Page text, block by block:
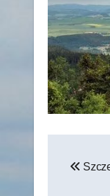
wpisu